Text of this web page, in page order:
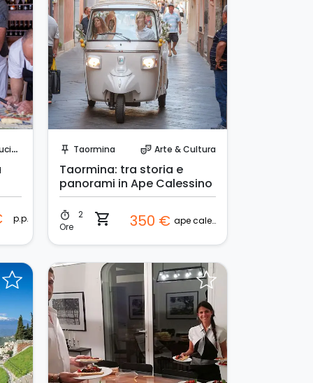
p.p.
push_pin Taormina theater_comedy Arte & Cultura
Taormina: tra storia e
panorami in Ape Calessino
timer
2
Ore
shopping_cart 350 € ape calessino